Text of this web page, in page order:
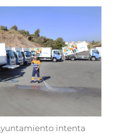
intenta